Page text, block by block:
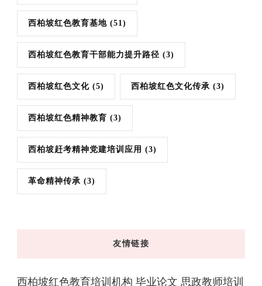
西柏坡红色教育基地 (51)
西柏坡红色教育干部能力提升路径 (3)
西柏坡红色文化 (5) 西柏坡红色文化传承 (3)
西柏坡红色精神教育 (3)
西柏坡赶考精神党建培训应用 (3)
革命精神传承 (3)
友情链接
西柏坡红色教育培训机构 毕业论文 思政教师培训